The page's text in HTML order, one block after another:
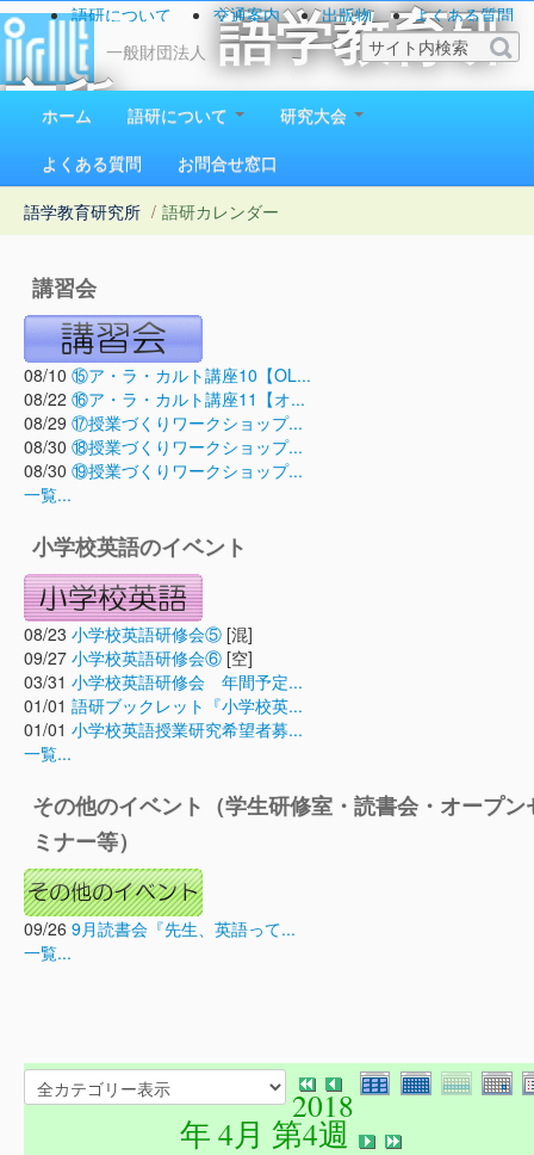
一般財団法人
語学教育研
究所
1923（大正12）年創立
語研について 交通案内 出版物
よくある質問
お問い合わせ
ホーム 語研について
研究大会
よくある質問
お問合せ窓口
語学教育研究所 / 語研カレンダー
講習会
08/10 ⑮ア・ラ・カルト講座10【OL...
08/22 ⑯ア・ラ・カルト講座11【オ...
08/29 ⑰授業づくりワークショップ...
08/30 ⑱授業づくりワークショップ...
08/30 ⑲授業づくりワークショップ...
一覧...
小学校英語のイベント
08/23 小学校英語研修会⑤ [混]
09/27 小学校英語研修会⑥ [空]
03/31 小学校英語研修会 年間予定...
01/01 語研ブックレット『小学校英...
01/01 小学校英語授業研究希望者募...
一覧...
その他のイベント（学生研修室・読書会・オープン
ミナー等）
09/26 9月読書会『先生、英語って...
一覧...
2018
年 4月 第4週